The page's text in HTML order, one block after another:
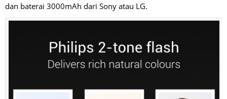
dan baterai 3000mAh dari Sony atau LG.